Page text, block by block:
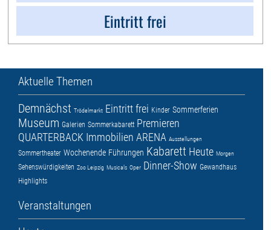
Eintritt frei
Aktuelle Themen
Demnächst Trödelmarkt Eintritt frei Kinder Sommerferien
Museum Galerien Sommerkabarett Premieren
QUARTERBACK Immobilien ARENA Ausstellungen
Sommertheater Wochenende Führungen Kabarett Heute Morgen
Sehenswürdigkeiten Zoo Leipzig Musicals Oper Dinner-Show Gewandhaus
Highlights
Veranstaltungen